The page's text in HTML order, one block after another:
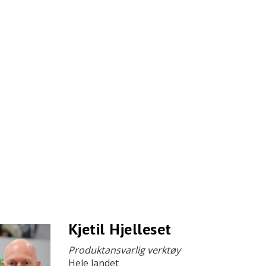
Kjetil Hjelleset
Produktansvarlig verktøy
Hele landet